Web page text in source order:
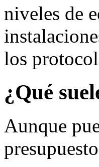
niveles de
los
¿Qué
Aunque